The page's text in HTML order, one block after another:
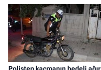
Polisten kaçmanın bedeli ağır